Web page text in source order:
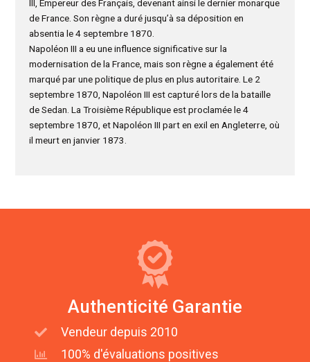
III, Empereur des Français, devenant ainsi le dernier monarque
de France. Son règne a duré jusqu’à sa déposition en
absentia le 4 septembre 1870.
Napoléon III a eu une influence significative sur la
modernisation de la France, mais son règne a également été
marqué par une politique de plus en plus autoritaire. Le 2
septembre 1870, Napoléon III est capturé lors de la bataille
de Sedan. La Troisième République est proclamée le 4
septembre 1870, et Napoléon III part en exil en Angleterre, où
il meurt en janvier 1873.
Authenticité Garantie
Vendeur depuis 2010
100% d'évaluations positives